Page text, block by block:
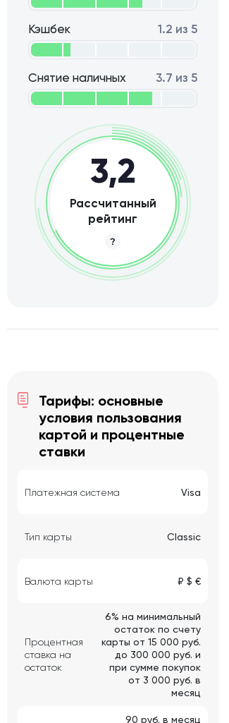
Кэшбек 1.2 из 5
Снятие наличных 3.7 из 5
3,2
Рассчитанный
рейтинг
Тарифы: основные
условия пользования
картой и процентные
ставки
Платежная система Visa
Тип карты Classic
Валюта карты ₽ $ €
Процентная
ставка на
остаток
6% на минимальный
остаток по счету
карты от 15 000 руб.
до 300 000 руб. и
при сумме покупок
от 3 000 руб. в
месяц
90 руб. в месяц